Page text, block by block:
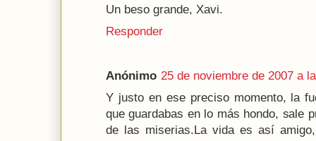
Un beso grande, Xavi.
Responder
Anónimo 25 de noviembre de 2007 a
Y justo en ese preciso momento, la
que guardabas en lo más hondo, sale
de las miserias.La vida es así